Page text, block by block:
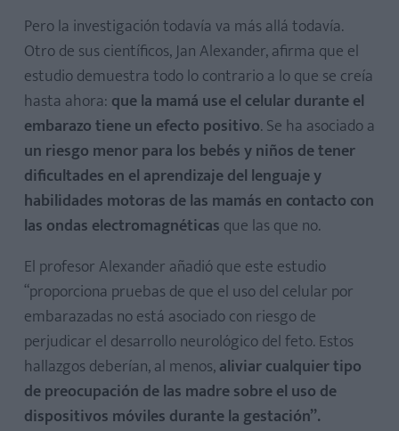
Pero la investigación todavía va más allá todavía.
Otro de sus científicos, Jan Alexander, afirma que el
estudio demuestra todo lo contrario a lo que se creía
hasta ahora: que la mamá use el celular durante el
embarazo tiene un efecto positivo. Se ha asociado a
un riesgo menor para los bebés y niños de tener
dificultades en el aprendizaje del lenguaje y
habilidades motoras de las mamás en contacto con
las ondas electromagnéticas que las que no.
El profesor Alexander añadió que este estudio
“proporciona pruebas de que el uso del celular por
embarazadas no está asociado con riesgo de
perjudicar el desarrollo neurológico del feto. Estos
hallazgos deberían, al menos,aliviar cualquier tipo
de preocupación de las madre sobre el uso de
dispositivos móviles durante la gestación”.